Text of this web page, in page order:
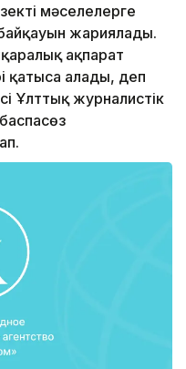
мәселелерге
жариялады.
ақпарат
қатыса алады, деп
Ұлттық журналистік